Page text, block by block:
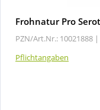
Frohnatur Pro
PZN/Art.Nr.: 10021888 |
Pflichtangaben